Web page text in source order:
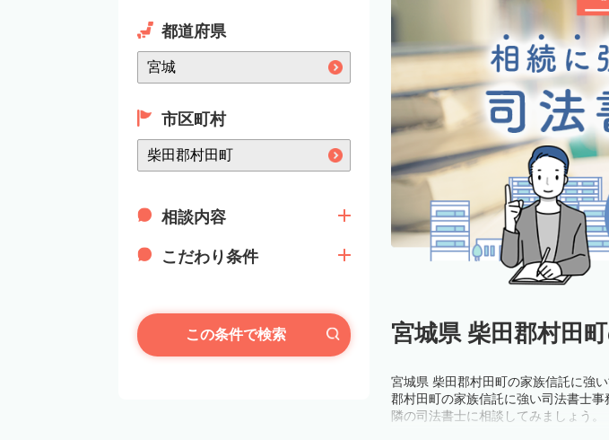
都道府県
市区町村
相談内容
こだわり条件
この条件で検索 宮城県 柴田郡村田
宮城県 柴田郡村田町の家族信託に強
郡村田町の家族信託に強い司法書士
隣の司法書士に相談してみましょう。